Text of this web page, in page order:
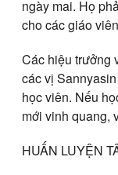
ngày mai. Họ
cho các giáo
Các hiệu trưởng
các vị
học viên. Nếu
mới vinh quang,
HUẤN LUYỆN